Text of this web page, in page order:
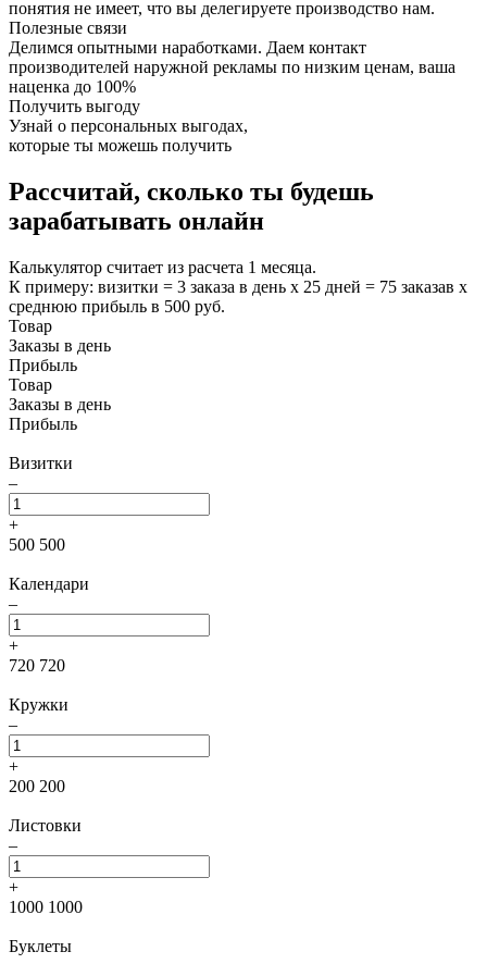
понятия не имеет, что вы делегируете производство нам.
Полезные связи
Делимся опытными наработками. Даем контакт
производителей наружной рекламы по низким ценам, ваша
наценка до 100%
Получить выгоду
Узнай о персональных выгодах,
которые ты можешь получить
Рассчитай, сколько ты будешь
зарабатывать онлайн
Калькулятор считает из расчета 1 месяца.
К примеру: визитки = 3 заказа в день х 25 дней = 75 заказав х
среднюю прибыль в 500 руб.
Товар
Заказы в день
Прибыль
Товар
Заказы в день
Прибыль
Визитки
–
+
500 500
Календари
–
+
720 720
Кружки
–
+
200 200
Листовки
–
+
1000 1000
Буклеты